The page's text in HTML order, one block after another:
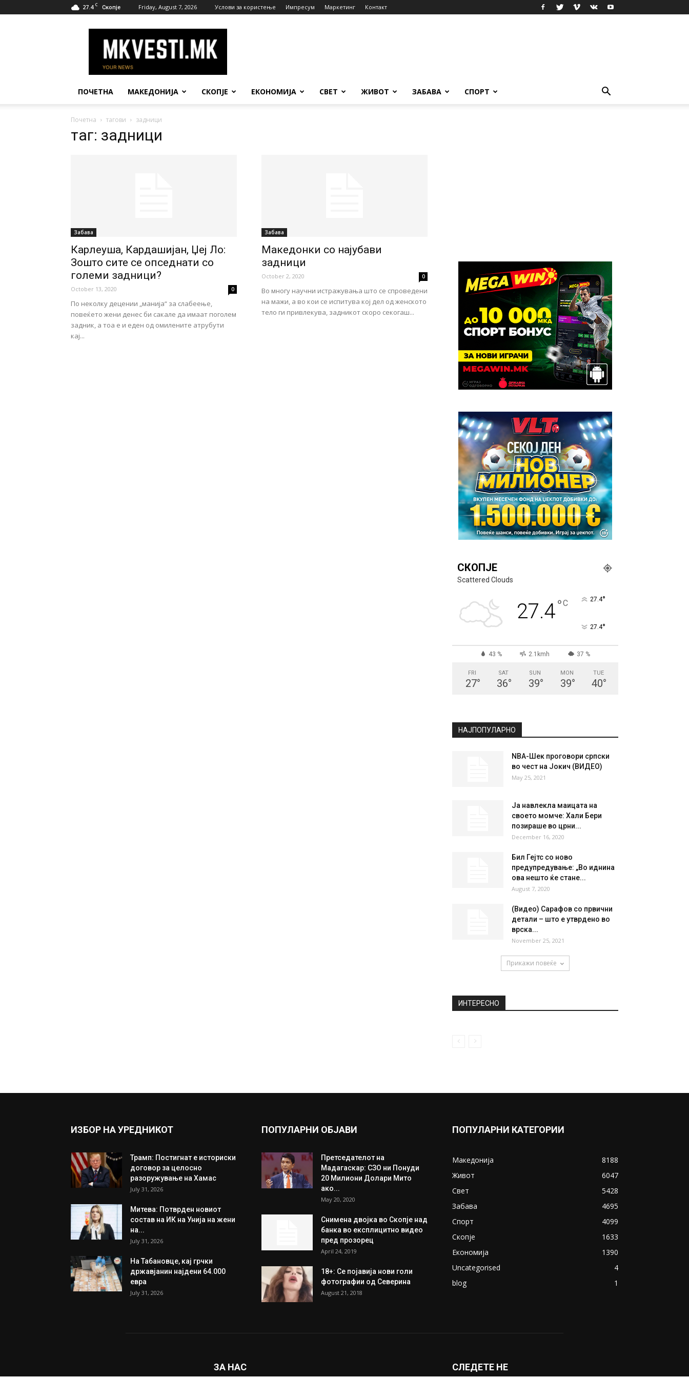
27.4 C Скопје Friday, August 7, 2026 Услови за користење Импресум Маркетинг Контакт
Вести
ПОЧЕТНА МАКЕДОНИЈА СКОПЈЕ ЕКОНОМИЈА СВЕТ ЖИВОТ ЗАБАВА СПОРТ
Почетна тагови задници
таг: задници
Забава
Карлеуша, Кардашијан, Џеј Ло:
Зошто сите се опседнати со
големи задници?
October 13, 2020 0
По неколку децении „манија“ за слабеење,
повеќето жени денес би сакале да имаат поголем
задник, а тоа е и еден од омилените атрубути
кај...
Забава
Македонки со најубави
задници
October 2, 2020 0
Во многу научни истражувања што се спроведени
на мажи, а во кои се испитува кој дел од женското
тело ги привлекува, задникот скоро секогаш...
СКОПЈЕ
Scattered Clouds
27.4°C 27.4°
27.4°
43 % 2.1kmh 37 %
FRI
27°
SAT
36°
SUN
39°
MON
39°
TUE
40°
НАЈПОПУЛАРНО
NBA-Шек проговори српски
во чест на Јокич (ВИДЕО)
May 25, 2021
Ја навлекла маицата на
своето момче: Хали Бери
позираше во црни...
December 16, 2020
Бил Гејтс со ново
предупредување: „Во иднина
ова нешто ќе стане...
August 7, 2020
(Видео) Сарафов со првични
детали – што е утврдено во
врска...
November 25, 2021
Прикажи повеќе
ИНТЕРЕСНО
ИЗБОР НА УРЕДНИКОТ
Трамп: Постигнат е историски
договор за целосно
разоружување на Хамас
July 31, 2026
Митева: Потврден новиот
состав на ИК на Унија на жени
на...
July 31, 2026
На Табановце, кај грчки
државјанин најдени 64.000
евра
July 31, 2026
ПОПУЛАРНИ ОБЈАВИ
Претседателот на
Мадагаскар: СЗО ни Понуди
20 Милиони Долари Мито
ако...
May 20, 2020
Снимена двојка во Скопје над
банка во експлицитно видео
пред прозорец
April 24, 2019
18+: Се појавија нови голи
фотографии од Северина
August 21, 2018
ПОПУЛАРНИ КАТЕГОРИИ
Македонија
8188
Живот
6047
Свет
5428
Забава
4695
Спорт
4099
Скопје
1633
Економија
1390
Uncategorised
4
blog
1
ЗА НАС СЛЕДЕТЕ НЕ